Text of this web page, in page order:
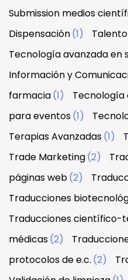
Submission medios
Dispensación(1) Talento
Tecnología avanzada en
Información y
farmacia(1) Tecnología
para eventos(1)
Terapias Avanzadas(1)
Trade Marketing(2)
páginas web(2)
Traducciones
Traducciones científico-
médicas(2)
protocolos de e.c. (2)